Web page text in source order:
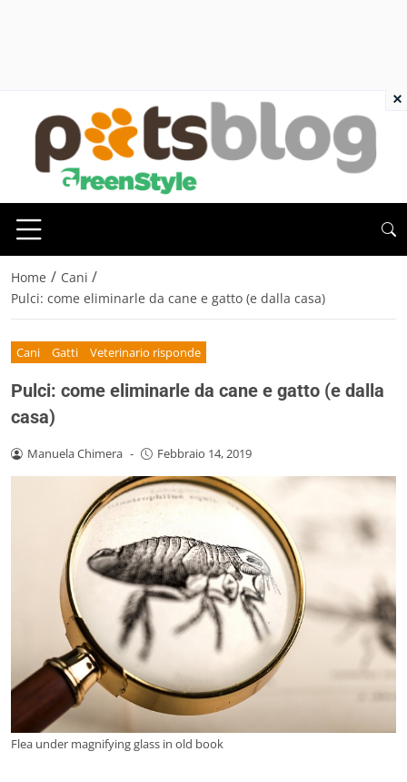
Home / Cani /
Pulci: come eliminarle da cane e gatto (e dalla casa)
Cani Gatti Veterinario risponde
Pulci: come eliminarle da cane e gatto (e dalla
casa)
Manuela Chimera - Febbraio 14, 2019
Flea under magnifying glass in old book
×